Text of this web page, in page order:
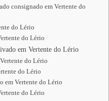
consignado em Vertente do
do Lério
do Lério
em Vertente do Lério
do Lério
do Lério
em Vertente do Lério
do Lério